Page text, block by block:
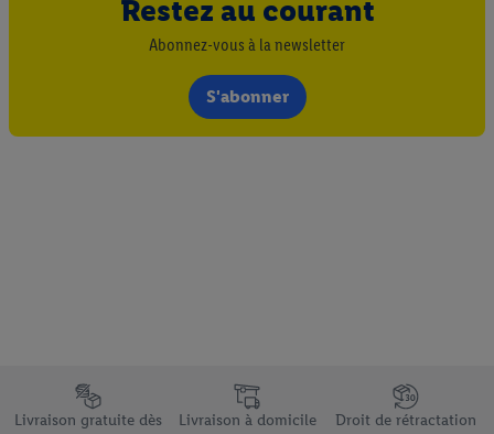
Restez au courant
Abonnez-vous à la newsletter
S'abonner
Élément du pied de page avec les différents arguments de
Livraison gratuite dès
Livraison à domicile
Droit de rétractation